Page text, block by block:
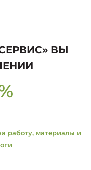
ВЫ
работу, материалы и